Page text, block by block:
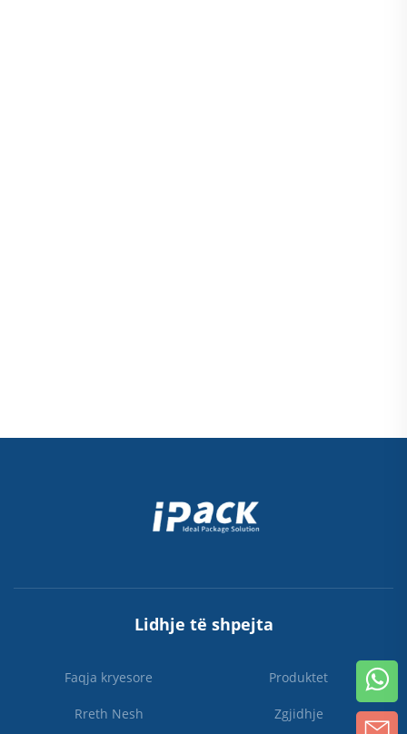
Lidhje të shpejta
Faqja kryesore Produktet
Rreth Nesh Zgjidhje